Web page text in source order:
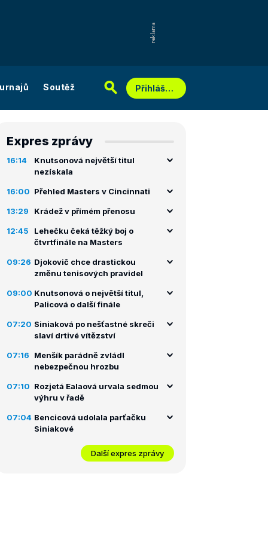
Soutěž Přihlášení
Expres zprávy
16:14
Knutsonová největší titul
nezískala
16:00 Přehled Masters v Cincinnati
13:29 Krádež v přímém přenosu
12:45
Lehečku čeká těžký boj o
čtvrtfinále na Masters
09:26 Djokovič chce drastickou
změnu tenisových pravidel
09:00 Knutsonová o největší titul,
Palicová o další finále
07:20 Siniaková po nešťastné skreči
slaví drtivé vítězství
07:16
Menšík parádně zvládl
nebezpečnou hrozbu
07:10 Rozjetá Ealaová urvala sedmou
výhru v řadě
07:04 Bencicová udolala parťačku
Siniakové
Další expres zprávy